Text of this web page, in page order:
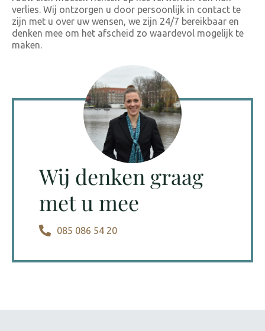
verlies. Wij ontzorgen u door persoonlijk in contact te
zijn met u over uw wensen, we zijn 24/7 bereikbaar en
denken mee om het afscheid zo waardevol mogelijk te
maken.
Wij denken graag
met u mee
085 086 54 20